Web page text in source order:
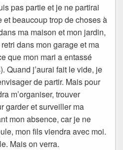
pas partie et je ne partirai
et beaucoup trop de choses à
ma maison et mon jardin,
dans mon garage et ma
que mon mari a entassé
Quand j’aurai fait le vide, je
de partir. Mais pour
m’organiser, trouver
garder et surveiller ma
mon absence, car je ne
mon fils viendra avec moi.
Mais on verra.